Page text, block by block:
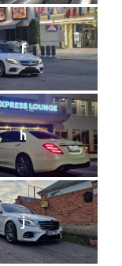
f
h
j